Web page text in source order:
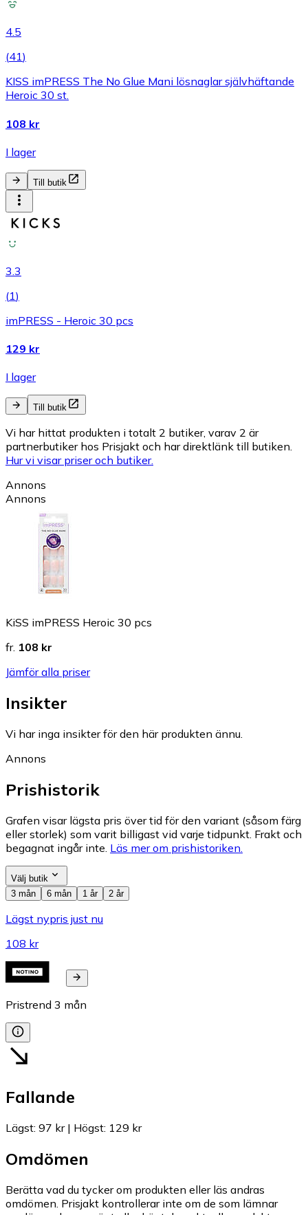
4.5
(41)
KISS imPRESS The No Glue Mani lösnaglar självhäftande
Heroic 30 st.
108 kr
I lager
Till butik
3.3
(1)
imPRESS - Heroic 30 pcs
129 kr
I lager
Till butik
Vi har hittat produkten i totalt 2 butiker, varav 2 är
partnerbutiker hos Prisjakt och har direktlänk till butiken.
Hur vi visar priser och butiker.
Annons
Annons
KiSS imPRESS Heroic 30 pcs
fr. 108 kr
Jämför alla priser
Insikter
Vi har inga insikter för den här produkten ännu.
Annons
Prishistorik
Grafen visar lägsta pris över tid för den variant (såsom färg
eller storlek) som varit billigast vid varje tidpunkt. Frakt och
begagnat ingår inte. Läs mer om prishistoriken.
Välj butik
3 mån
6 mån 1 år 2 år
Lägst nypris just nu
108 kr
Pristrend 3 mån
Fallande
Lägst: 97 kr| Högst: 129 kr
Omdömen
Berätta vad du tycker om produkten eller läs andras
omdömen. Prisjakt kontrollerar inte om de som lämnar